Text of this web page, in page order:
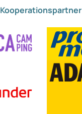
Kooperationspartner